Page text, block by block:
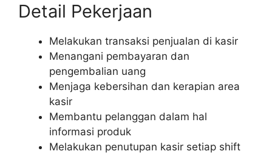
Detail Pekerjaan
Melakukan transaksi penjualan di kasir
Menangani pembayaran dan
pengembalian uang
Menjaga kebersihan dan kerapian area
kasir
Membantu pelanggan dalam hal
informasi produk
Melakukan penutupan kasir setiap shift